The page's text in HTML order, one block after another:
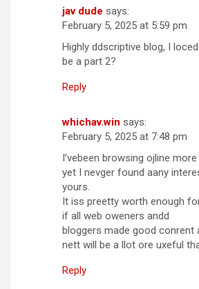
jav dude says:
February 5, 2025 at 5:59 pm
Highly ddscriptive blog, I
be a part 2?
Reply
whichav.win says:
February 5, 2025 at 7:48 pm
I’vebeen browsing ojline
yet I nevger found aany
yours.
It iss preetty worth enough
if all web oweners andd
bloggers made good conrent
nett will be a llot ore uxeful
Reply